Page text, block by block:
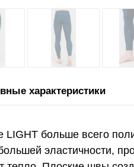
характеристики
LIGHT больше всего
эластичности,